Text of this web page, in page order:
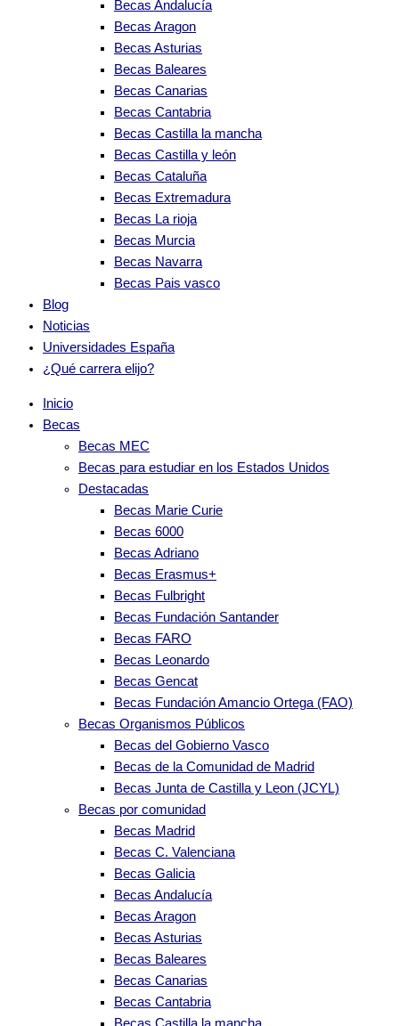
Becas Andalucía
Becas Aragon
Becas Asturias
Becas Baleares
Becas Canarias
Becas Cantabria
Becas Castilla la mancha
Becas Castilla y león
Becas Cataluña
Becas Extremadura
Becas La rioja
Becas Murcia
Becas Navarra
Becas Pais vasco
Blog
Noticias
Universidades España
¿Qué carrera elijo?
Inicio
Becas
Becas MEC
Becas para estudiar en los Estados Unidos
Destacadas
Becas Marie Curie
Becas 6000
Becas Adriano
Becas Erasmus+
Becas Fulbright
Becas Fundación Santander
Becas FARO
Becas Leonardo
Becas Gencat
Becas Fundación Amancio Ortega (FAO)
Becas Organismos Públicos
Becas del Gobierno Vasco
Becas de la Comunidad de Madrid
Becas Junta de Castilla y Leon (JCYL)
Becas por comunidad
Becas Madrid
Becas C. Valenciana
Becas Galicia
Becas Andalucía
Becas Aragon
Becas Asturias
Becas Baleares
Becas Canarias
Becas Cantabria